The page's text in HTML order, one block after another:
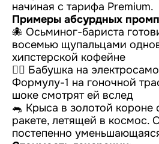
начиная с тарифа Premium.
Примеры абсурдных
🐙 Осьминог-бариста
восемью щупальцами
хипстерской кофейне
🧙‍♂️ Бабушка на
Формулу-1 на гоночной
шоке смотрят ей вслед
🐀 Крыса в золотой короне
ракете, летящей в космос.
постепенно